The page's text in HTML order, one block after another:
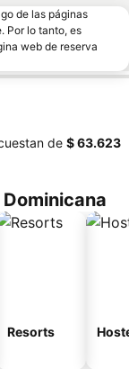
de las páginas
Por lo tanto, es
web de reserva
de ‎$ 63.623
Resorts